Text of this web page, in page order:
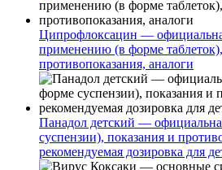
Ципрофлоксацин —
применению (в форме
противопоказания, аналоги
Панадол детский —
суспензии), показания и
рекомендуемая дозировка для